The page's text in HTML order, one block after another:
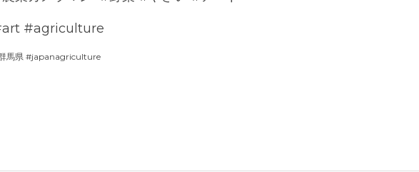
#農業カメラマン  #野菜 #やさい #アート
#art #agriculture